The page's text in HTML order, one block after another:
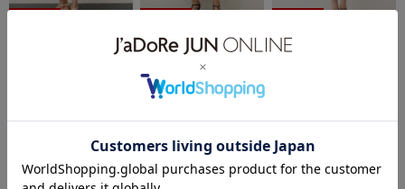
[美人スカート]ダブルク
ROPÉ
[美人スカート]ダブルク
ロスポケット付きタイト
スカート/イージーケ
ア・26SS
4件
ROPÉ
[美人スカート]【DEVEAU